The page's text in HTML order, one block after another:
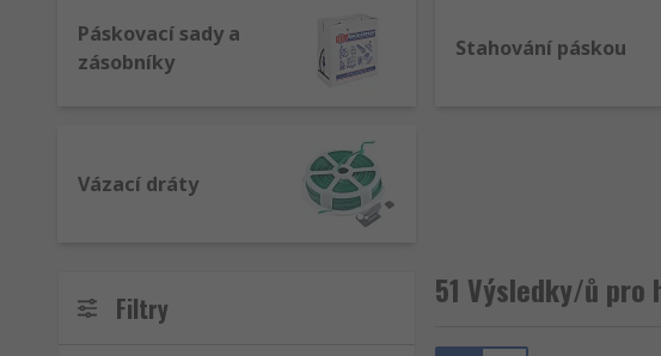
Páskovací sady a
zásobníky
Stahování páskou
Vázací dráty
Filtry 51 Výsledky/ů pro